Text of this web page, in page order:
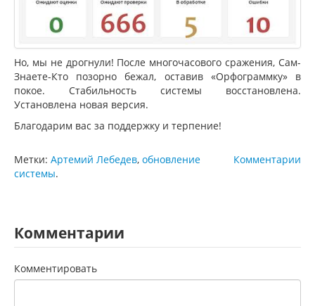
Но, мы не дрогнули! После многочасового сражения, Сам-
Знаете-Кто позорно бежал, оставив «Орфограммку» в
покое. Стабильность системы восстановлена.
Установлена новая версия.
Благодарим вас за поддержку и терпение!
Комментарии
Метки: Артемий Лебедев, обновление
системы.
Комментарии
Комментировать